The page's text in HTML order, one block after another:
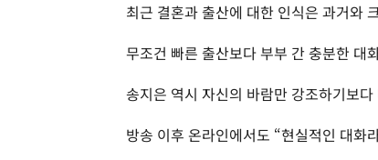
최근 결혼과 출산에 대한 인식은 과거와
무조건 빠른 출산보다 부부 간 충분한 대
송지은 역시 자신의 바람만 강조하기보
방송 이후 온라인에서도 “현실적인 대화